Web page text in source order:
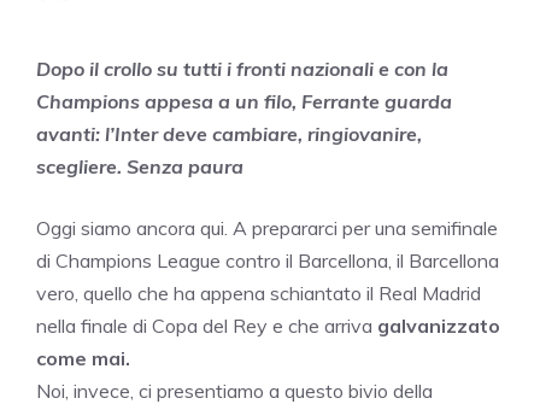
Dopo il crollo su tutti i fronti nazionali e con la
Champions appesa a un filo, Ferrante guarda
avanti: l’Inter deve cambiare, ringiovanire,
scegliere. Senza paura
Oggi siamo ancora qui. A prepararci per una semifinale
di Champions League contro il Barcellona, il Barcellona
vero, quello che ha appena schiantato il Real Madrid
nella finale di Copa del Rey e che arriva galvanizzato
come mai.
Noi, invece, ci presentiamo a questo bivio della